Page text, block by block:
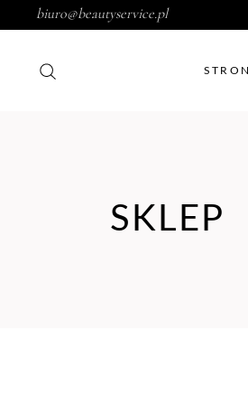
biuro@beautyservice.pl
SKLEP